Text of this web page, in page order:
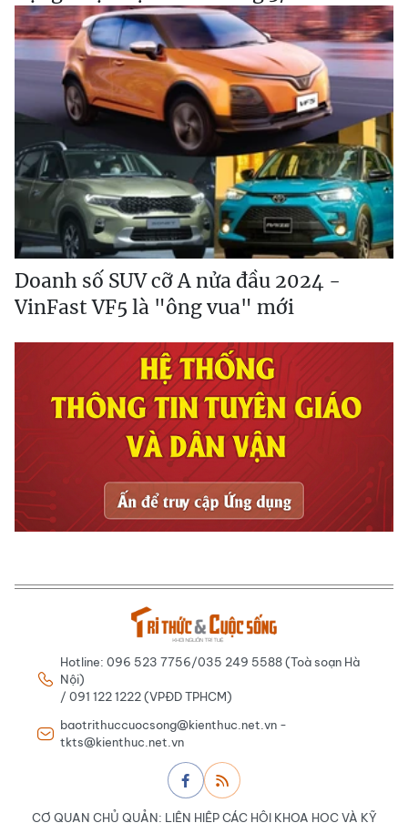
Doanh số SUV cỡ A nửa đầu 2024 -
VinFast VF5 là "ông vua" mới
Hotline: 096 523 7756/035 249 5588 (Toà soạn Hà
Nội)
/ 091 122 1222 (VPĐD TPHCM)
baotrithuccuocsong@kienthuc.net.vn -
tkts@kienthuc.net.vn
CƠ QUAN CHỦ QUẢN: LIÊN HIỆP CÁC HỘI KHOA HỌC VÀ KỸ